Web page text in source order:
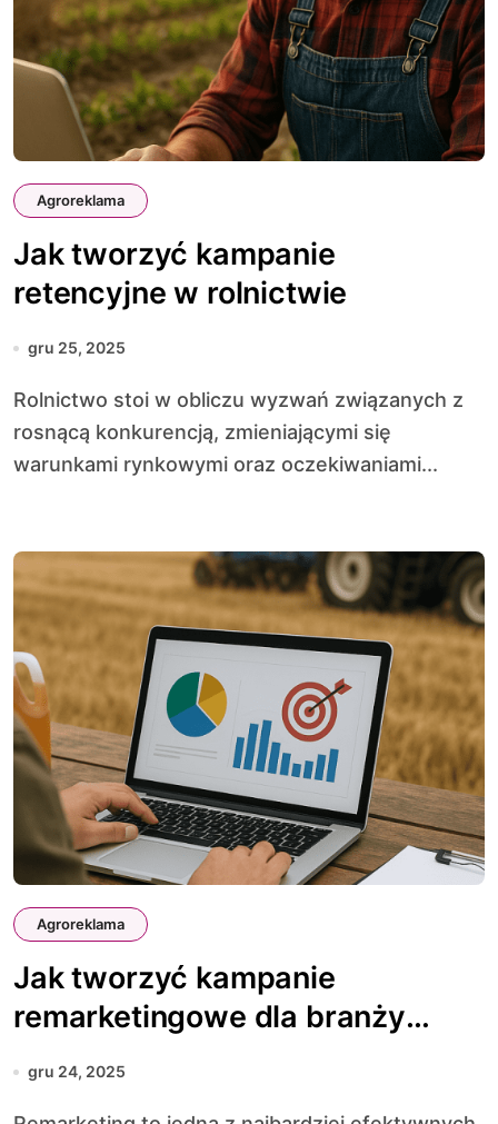
Agroreklama
Jak tworzyć kampanie
retencyjne w rolnictwie
gru 25, 2025
Rolnictwo stoi w obliczu wyzwań związanych z
rosnącą konkurencją, zmieniającymi się
warunkami rynkowymi oraz oczekiwaniami...
Agroreklama
Jak tworzyć kampanie
remarketingowe dla branży
rolniczej
gru 24, 2025